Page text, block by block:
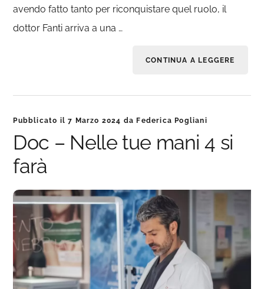
avendo fatto tanto per riconquistare quel ruolo, il
dottor Fanti arriva a una …
CONTINUA A LEGGERE
Pubblicato il7 Marzo 2024 da Federica Pogliani
Doc – Nelle tue mani 4 si
farà